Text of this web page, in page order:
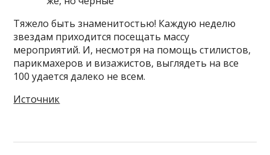
Тяжело быть знаменитостью! Каждую неделю
звездам приходится посещать массу
мероприятий. И, несмотря на помощь стилистов,
парикмахеров и визажистов, выглядеть на все
100 удается далеко не всем.
Источник